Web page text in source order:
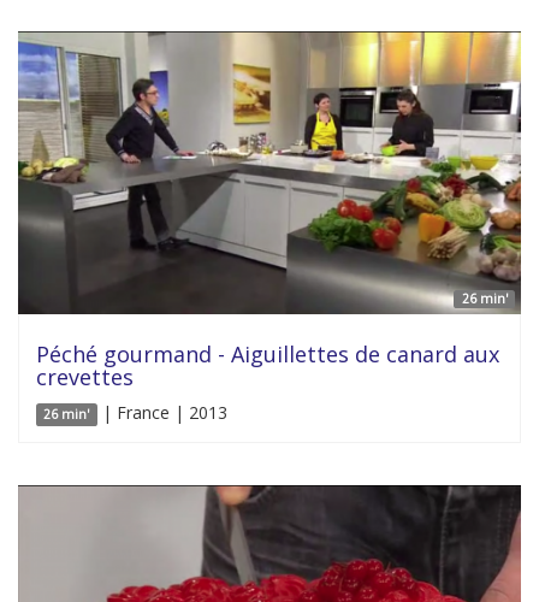
26 min'
Péché gourmand - Aiguillettes de canard aux
crevettes
26 min' | France | 2013